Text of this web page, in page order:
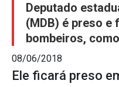
Deputado
(MDB) é preso e
bombeiros,
08/06/2018
Ele ficará preso